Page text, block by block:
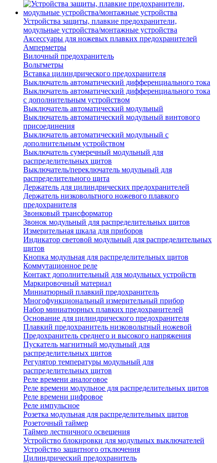
Устройства защиты, плавкие предохранители,
модульные устройства/монтажные устройства
Аксессуары для ножевых плавких предохранителей
Амперметры
Вилочный предохранитель
Вольтметры
Вставка цилиндрического предохранителя
Выключатель автоматический дифференциального тока
Выключатель автоматический дифференциального тока
с дополнительным устройством
Выключатель автоматический модульный
Выключатель автоматический модульный винтового
присоединения
Выключатель автоматический модульный с
дополнительным устройством
Выключатель сумеречный модульный для
распределительных щитов
Выключатель/переключатель модульный для
распределительного щита
Держатель для цилиндрических предохранителей
Держатель низковольтного ножевого плавкого
предохранителя
Звонковый трансформатор
Звонок модульный для распределительных щитов
Измерительная шкала для приборов
Индикатор световой модульный для распределительных
щитов
Кнопка модульная для распределительных щитов
Коммутационное реле
Контакт дополнительный для модульных устройств
Маркировочный материал
Миниатюрный плавкий предохранитель
Многофункциональный измерительный прибор
Набор миниатюрных плавких предохранителей
Основание для цилиндрического предохранителя
Плавкий предохранитель низковольтный ножевой
Предохранитель среднего и высокого напряжения
Пускатель магнитный модульный для
распределительных щитов
Регулятор температуры модульный для
распределительных щитов
Реле времени аналоговое
Реле времени модульное для распределительных щитов
Реле времени цифровое
Реле импульсное
Розетка модульная для распределительных щитов
Розеточный таймер
Таймер лестничного освещения
Устройство блокировки для модульных выключателей
Устройство защитного отключения
Цилиндрический предохранитель